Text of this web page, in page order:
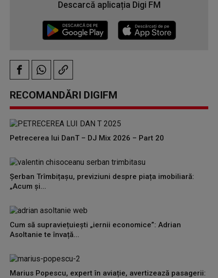
Descarcă aplicația Digi FM
RECOMANDĂRI DIGIFM
Petrecerea lui DanT – DJ Mix 2026 – Part 20
Șerban Trîmbițașu, previziuni despre piața imobiliară:
„Acum și...
Cum să supraviețuiești „iernii economice”: Adrian
Asoltanie te învață...
Marius Popescu, expert în aviație, avertizează pasagerii: